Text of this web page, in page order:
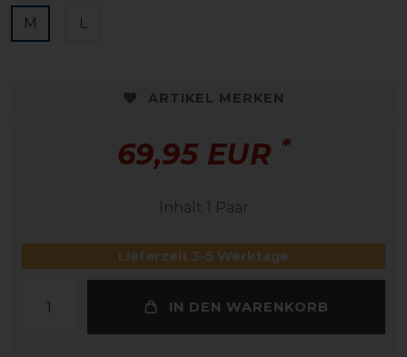
M L
ARTIKEL MERKEN
69,95 EUR *
Inhalt 1 Paar
Lieferzeit 3-5 Werktage
IN DEN WARENKORB